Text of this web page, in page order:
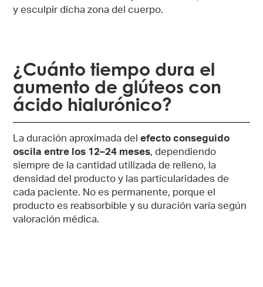
y esculpir dicha zona del cuerpo.
¿Cuánto tiempo dura el
aumento de glúteos con
ácido hialurónico?
La duración aproximada delefecto conseguido
oscila entre los 12–24 meses, dependiendo
siempre de la cantidad utilizada de relleno, la
densidad del producto y las particularidades de
cada paciente. No es permanente, porque el
producto es reabsorbible y su duración varía según
valoración médica.